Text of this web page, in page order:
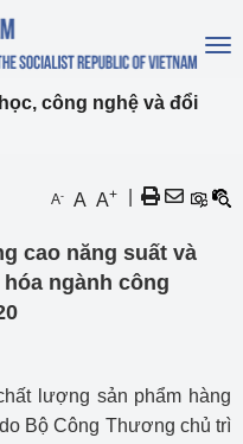
công nghệ và đổi
A- A A+
cao năng suất và
ngành công
lượng sản phẩm hàng
Bộ Công Thương chủ trì